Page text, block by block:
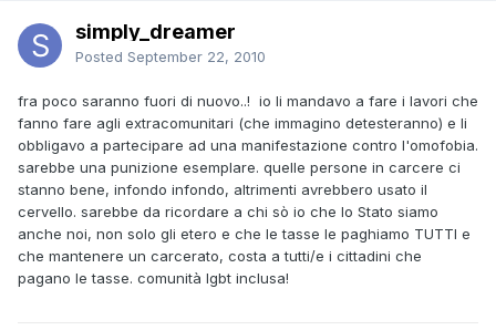
simply_dreamer
Posted September 22, 2010
fra poco saranno fuori di nuovo..! io li mandavo a fare i lavori che
fanno fare agli extracomunitari (che immagino detesteranno) e li
obbligavo a partecipare ad una manifestazione contro l'omofobia.
sarebbe una punizione esemplare. quelle persone in carcere ci
stanno bene, infondo infondo, altrimenti avrebbero usato il
cervello. sarebbe da ricordare a chi sò io che lo Stato siamo
anche noi, non solo gli etero e che le tasse le paghiamo TUTTI e
che mantenere un carcerato, costa a tutti/e i cittadini che
pagano le tasse. comunità lgbt inclusa!